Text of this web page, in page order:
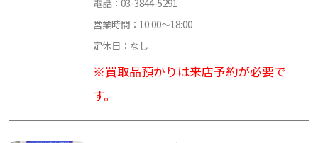
営業時間：10:00～18:00
定休日：なし
※買取品預かりは来店予約が必要で
す。